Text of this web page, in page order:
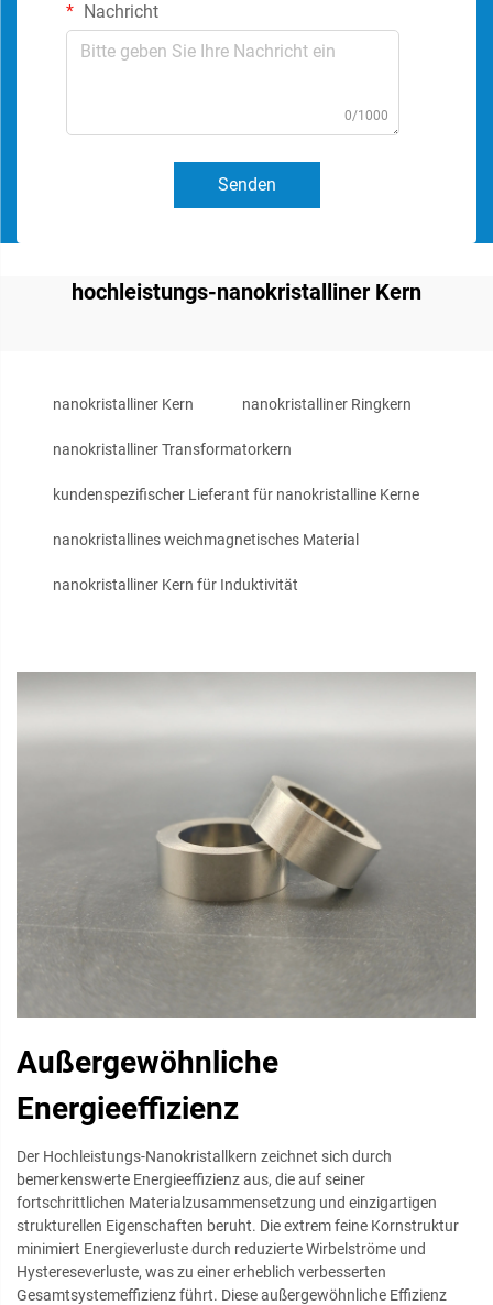
Nachricht
0/1000
Senden
hochleistungs-nanokristalliner Kern
nanokristalliner Kern nanokristalliner Ringkern
nanokristalliner Transformatorkern
kundenspezifischer Lieferant für nanokristalline Kerne
nanokristallines weichmagnetisches Material
nanokristalliner Kern für Induktivität
Außergewöhnliche
Energieeffizienz
Der Hochleistungs-Nanokristallkern zeichnet sich durch
bemerkenswerte Energieeffizienz aus, die auf seiner
fortschrittlichen Materialzusammensetzung und einzigartigen
strukturellen Eigenschaften beruht. Die extrem feine Kornstruktur
minimiert Energieverluste durch reduzierte Wirbelströme und
Hystereseverluste, was zu einer erheblich verbesserten
Gesamtsystemeffizienz führt. Diese außergewöhnliche Effizienz